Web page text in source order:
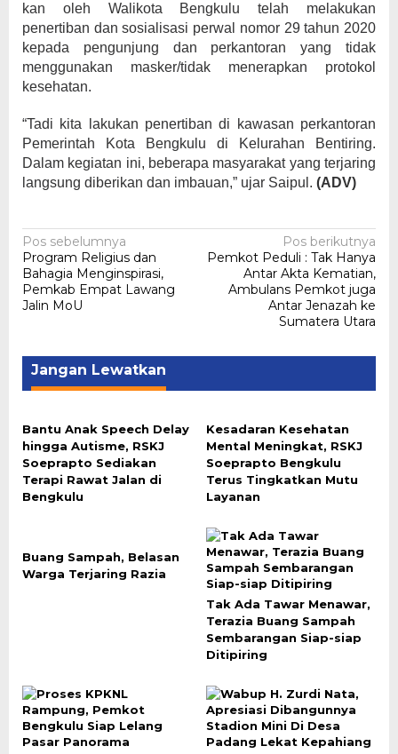
kan oleh Walikota Bengkulu telah melakukan
penertiban dan sosialisasi perwal nomor 29 tahun 2020
kepada pengunjung dan perkantoran yang tidak
menggunakan masker/tidak menerapkan protokol
kesehatan.
“Tadi kita lakukan penertiban di kawasan perkantoran
Pemerintah Kota Bengkulu di Kelurahan Bentiring.
Dalam kegiatan ini, beberapa masyarakat yang terjaring
langsung diberikan dan imbauan,” ujar Saipul. (ADV)
Navigasi
pos
Pos sebelumnya
Program Religius dan
Bahagia Menginspirasi,
Pemkab Empat Lawang
Jalin MoU
Pos berikutnya
Pemkot Peduli : Tak Hanya
Antar Akta Kematian,
Ambulans Pemkot juga
Antar Jenazah ke
Sumatera Utara
Jangan Lewatkan
Bantu Anak Speech Delay
hingga Autisme, RSKJ
Soeprapto Sediakan
Terapi Rawat Jalan di
Bengkulu
Kesadaran Kesehatan
Mental Meningkat, RSKJ
Soeprapto Bengkulu
Terus Tingkatkan Mutu
Layanan
Buang Sampah, Belasan
Warga Terjaring Razia
Tak Ada Tawar Menawar,
Terazia Buang Sampah
Sembarangan Siap-siap
Ditipiring